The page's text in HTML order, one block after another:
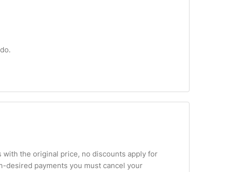
the original price, no discounts apply for
desired payments you must cancel your